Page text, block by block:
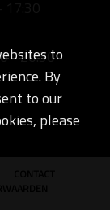
- 20:30to
By
to our
please